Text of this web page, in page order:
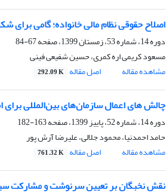
اصلاح حقوقی نظام مالی خانواده؛ گامی
دوره 14، شماره 53، زمستان 1399، صفحه
67-84
مسعود کریمی اره کمری، حسین شفیعی فینی
مشاهده مقاله
اصل مقاله 292.09 K
چالش های اعمال سازمان‌های بین‌المللی برای
دوره 14، شماره 52، پاییز 1399، صفحه
163-182
حامد احمدنیا، محمود جلالی، علیرضا آرش پور
مشاهده مقاله
اصل مقاله 761.32 K
نقش نخبگان بر تعیین سرنوشت و مشارکت